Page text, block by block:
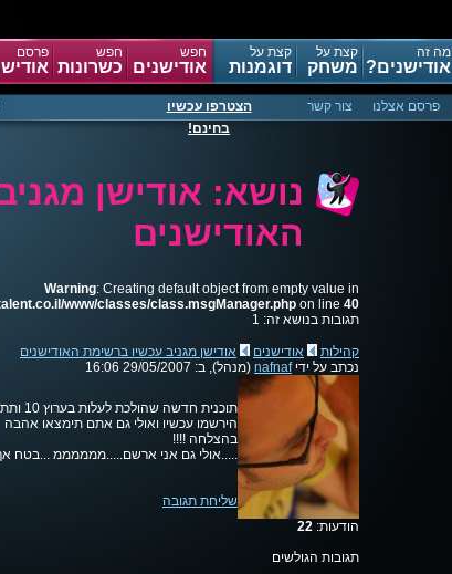
פרסם חפש
כשרונות
חפש
אודישנים
קצת על
דוגמנות
קצת על
משחק
מה זה
אודישנים?
פרסם אצלנו צור קשר
הצטרפו עכשיו
בחינם!
נושא: אודישן
האודישנים
Warning: Creating default object from empty value in
www/classes/class.msgManager.php on line 40
תגובות בנושא זה: 1
קהילות אודישנים
אודישן מגניב עכשיו ברשימת האודישנים
נכתב על ידיnafnaf (מנהל), ב: 29/05/2007 16:06
הודעות: 22
תוכנית חדשה שהולכת לעלות בערוץ 10 ותתעד את מהלך חייהם של רווקים ורווקיות החפשות אהבה
הירשמו עכשיו ואולי גם אתם תימצאו אהבה
בהצלחה !!!!
.....אולי גם אני ארשם.....ממממממ ...בטח
שליחת תגובה
תגובות הגולשים